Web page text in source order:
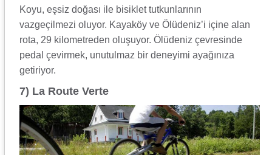
Koyu, eşsiz doğası ile bisiklet tutkunlarının
vazgeçilmezi oluyor. Kayaköy ve Ölüdeniz’i içine alan
rota, 29 kilometreden oluşuyor. Ölüdeniz çevresinde
pedal çevirmek, unutulmaz bir deneyimi ayağınıza
getiriyor.
7) La Route Verte